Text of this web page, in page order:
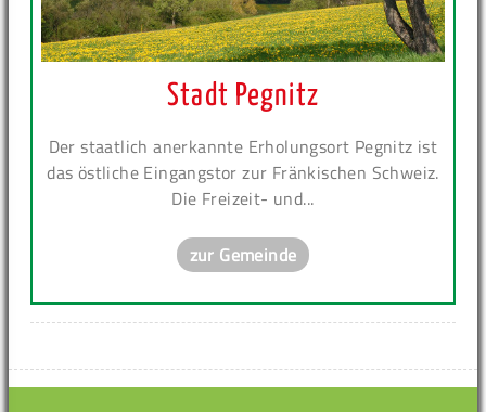
Stadt Pegnitz
Der staatlich anerkannte Erholungsort Pegnitz ist
das östliche Eingangstor zur Fränkischen Schweiz.
Die Freizeit- und...
zur Gemeinde